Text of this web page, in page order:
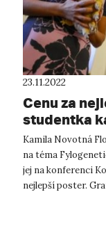
23.11.2022
Cenu za
studentka
Kamila Novotná
na téma
jej na konferenci
nejlepší poster.